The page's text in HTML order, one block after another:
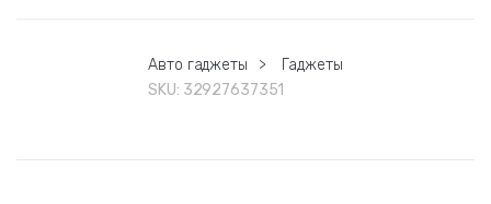
Авто гаджеты >
Гаджеты
SKU: 32927637351